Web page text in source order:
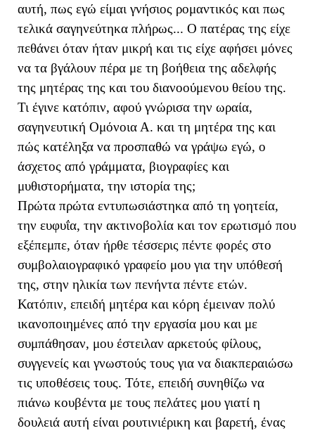
αυτή, πως εγώ είμαι γνήσιος ρομαντικός και πως
τελικά σαγηνεύτηκα πλήρως... Ο πατέρας της είχε
πεθάνει όταν ήταν μικρή και τις είχε αφήσει μόνες
να τα βγάλουν πέρα με τη βοήθεια της αδελφής
της μητέρας της και του διανοούμενου θείου της.
Τι έγινε κατόπιν, αφού γνώρισα την ωραία,
σαγηνευτική Ομόνοια Α. και τη μητέρα της και
πώς κατέληξα να προσπαθώ να γράψω εγώ, ο
άσχετος από γράμματα, βιογραφίες και
μυθιστορήματα, την ιστορία της;
Πρώτα πρώτα εντυπωσιάστηκα από τη γοητεία,
την ευφυΐα, την ακτινοβολία και τον ερωτισμό που
εξέπεμπε, όταν ήρθε τέσσερις πέντε φορές στο
συμβολαιογραφικό γραφείο μου για την υπόθεσή
της, στην ηλικία των πενήντα πέντε ετών.
Κατόπιν, επειδή μητέρα και κόρη έμειναν πολύ
ικανοποιημένες από την εργασία μου και με
συμπάθησαν, μου έστειλαν αρκετούς φίλους,
συγγενείς και γνωστούς τους για να διακπεραιώσω
τις υποθέσεις τους. Τότε, επειδή συνηθίζω να
πιάνω κουβέντα με τους πελάτες μου γιατί η
δουλειά αυτή είναι ρουτινιέρικη και βαρετή, ένας